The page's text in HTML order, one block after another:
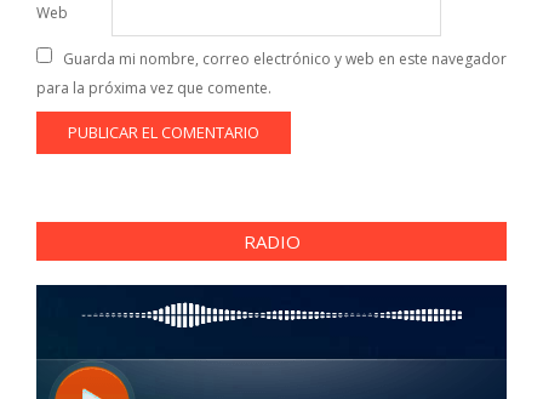
Web
Guarda mi nombre, correo electrónico y web en este navegador
para la próxima vez que comente.
RADIO